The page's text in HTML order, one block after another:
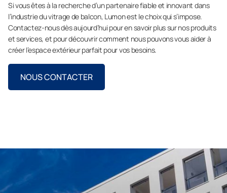
Si vous êtes à la recherche d’un partenaire fiable et innovant dans
l’industrie du vitrage de balcon, Lumon est le choix qui s’impose.
Contactez-nous dès aujourd’hui pour en savoir plus sur nos produits
et services, et pour découvrir comment nous pouvons vous aider à
créer l’espace extérieur parfait pour vos besoins.
NOUS CONTACTER